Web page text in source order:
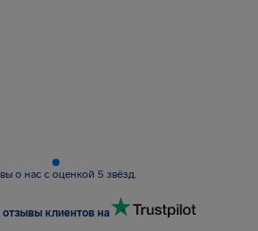
о нас с оценкой 5 звёзд.
отзывы клиентов на